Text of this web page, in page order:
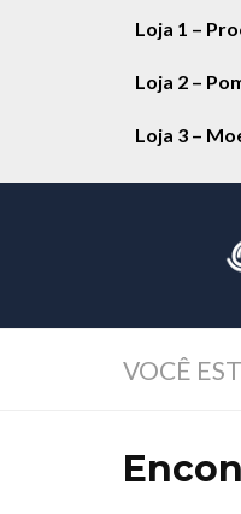
Loja 1 –
Loja 2 –
Loja 3 –